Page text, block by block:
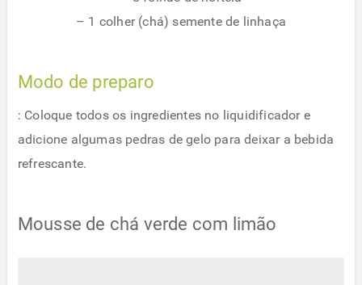
– 1 colher (chá) semente de linhaça
Modo de preparo
: Coloque todos os ingredientes no liquidificador e
adicione algumas pedras de gelo para deixar a bebida
refrescante.
Mousse de chá verde com limão